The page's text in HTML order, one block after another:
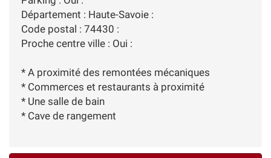
Département : Haute-Savoie :
Code postal : 74430 :
Proche centre ville : Oui :
* A proximité des remontées mécaniques
* Commerces et restaurants à proximité
* Une salle de bain
* Cave de rangement